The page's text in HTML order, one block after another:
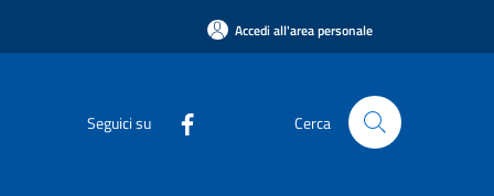
Accedi all'area personale
Seguici su Cerca